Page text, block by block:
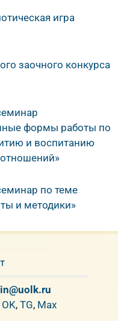
игра
заочного конкурса
формы работы по
и воспитанию
по теме
и методики»
OK, TG, Max